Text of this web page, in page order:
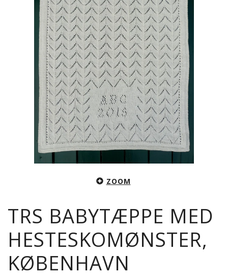
ZOOM
TRS BABYTÆPPE MED
HESTESKOMØNSTER,
KØBENHAVN